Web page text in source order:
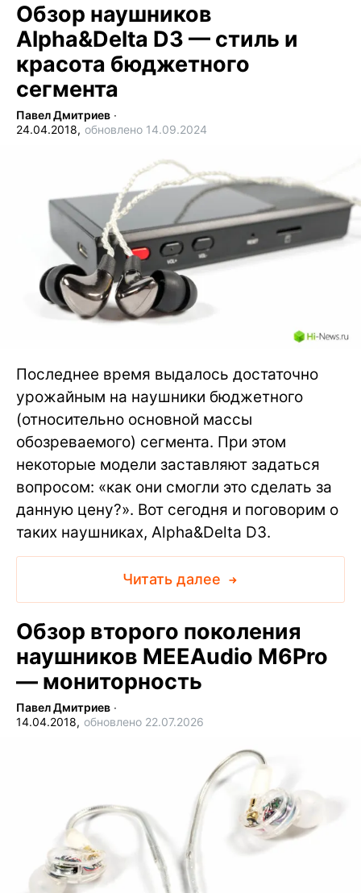
Обзор наушников
Alpha&Delta D3 — стиль и
красота бюджетного
сегмента
Павел Дмитриев ∙
24.04.2018, обновлено 14.09.2024
Последнее время выдалось достаточно
урожайным на наушники бюджетного
(относительно основной массы
обозреваемого) сегмента. При этом
некоторые модели заставляют задаться
вопросом: «как они смогли это сделать за
данную цену?». Вот сегодня и поговорим о
таких наушниках, Alpha&Delta D3.
Читать далее
Обзор второго поколения
наушников MEEAudio M6Pro
— мониторность
Павел Дмитриев ∙
14.04.2018, обновлено 22.07.2026